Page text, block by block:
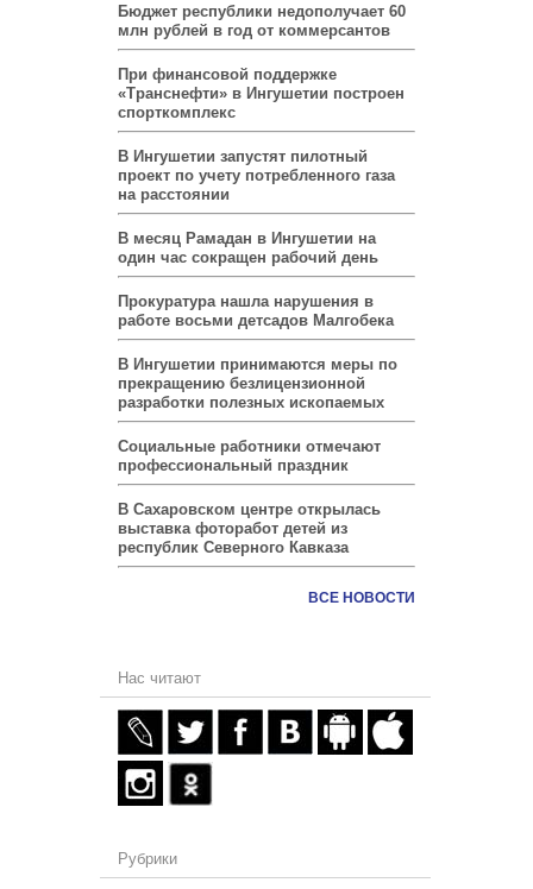
Бюджет республики недополучает 60
млн рублей в год от коммерсантов
При финансовой поддержке
«Транснефти» в Ингушетии построен
спорткомплекс
В Ингушетии запустят пилотный
проект по учету потребленного газа
на расстоянии
В месяц Рамадан в Ингушетии на
один час сокращен рабочий день
Прокуратура нашла нарушения в
работе восьми детсадов Малгобека
В Ингушетии принимаются меры по
прекращению безлицензионной
разработки полезных ископаемых
Социальные работники отмечают
профессиональный праздник
В Сахаровском центре открылась
выставка фоторабот детей из
республик Северного Кавказа
ВСЕ НОВОСТИ
Нас читают
Рубрики